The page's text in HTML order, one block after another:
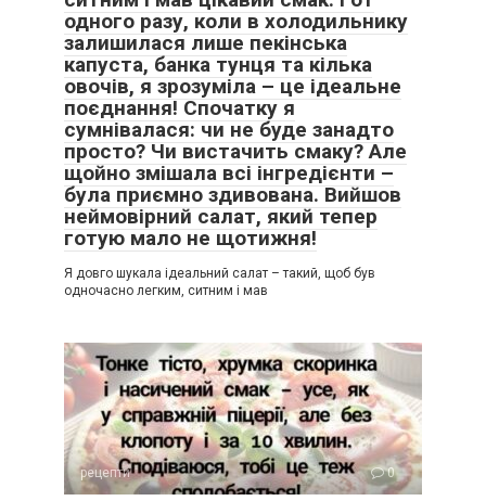
одного разу, коли в холодильнику
залишилася лише пекінська
капуста, банка тунця та кілька
овочів, я зрозуміла – це ідеальне
поєднання! Спочатку я
сумнівалася: чи не буде занадто
просто? Чи вистачить смаку? Але
щойно змішала всі інгредієнти –
була приємно здивована. Вийшов
неймовірний салат, який тепер
готую мало не щотижня!
Я довго шукала ідеальний салат – такий, щоб був
одночасно легким, ситним і мав
рецепти 0